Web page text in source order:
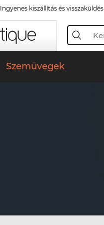
Ingyenes kiszállítás és visszaküldés
Szemüvegek